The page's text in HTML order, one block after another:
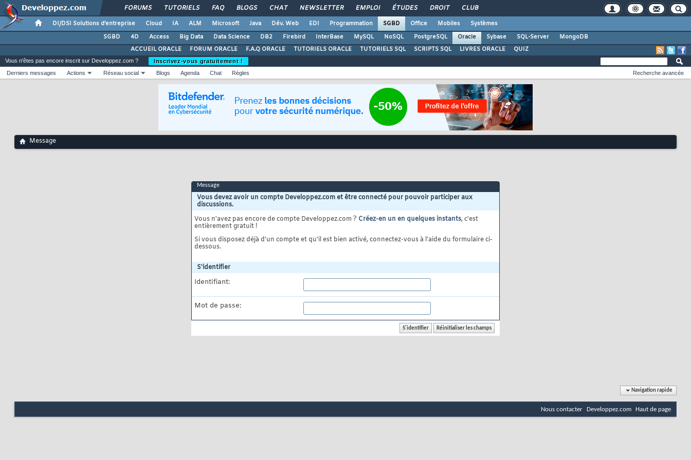
FORUMS TUTORIELS FAQ BLOGS CHAT NEWSLETTER EMPLOI ÉTUDES DROIT CLUB
DI/DSI Solutions d'entreprise Cloud IA ALM Microsoft Java Dév. Web EDI Programmation SGBD Office Mobiles
Systèmes
SGBD
4D Access Big Data Data Science DB2 Firebird InterBase MySQL NoSQL PostgreSQL Oracle Sybase SQL-Server
MongoDB
ACCUEIL ORACLE
FORUM ORACLE F.A.Q ORACLE TUTORIELS ORACLE TUTORIELS SQL SCRIPTS SQL LIVRES ORACLE QUIZ
Vous n'êtes pas encore inscrit sur Developpez.com ?
Inscrivez-vous gratuitement !
Derniers messages
Actions Réseau social Blogs Agenda Chat Règles Recherche avancée
Message
Message
Vous devez avoir un compte Developpez.com et être connecté pour pouvoir participer aux
discussions.
Vous n'avez pas encore de compte Developpez.com ? Créez-en un en quelques instants, c'est
entièrement gratuit !
Si vous disposez déjà d'un compte et qu'il est bien activé, connectez-vous à l'aide du formulaire ci-
dessous.
S'identifier
Identifiant:
Mot de passe:
Navigation rapide
Nous contacter Developpez.com Haut de page